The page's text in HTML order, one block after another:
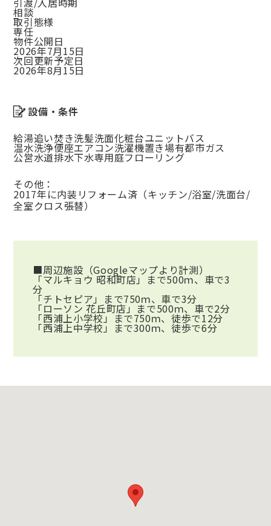
相談
取引態様
専任
物件公開日
2026年7月15日
次回更新予定日
2026年8月15日
設備・条件
給湯追い焚き洗髪洗面化粧台ユニットバス
温水洗浄便座エアコン洗濯機置き場有都市ガス
公営水道排水下水専用庭フローリング
その他：
2017年に内装リフォーム済（キッチン/浴室/洗面台/
全室クロス張替）
■周辺施設 （Googleマップより計測）
「マルキョウ 昭和町店」まで500ｍ、車で3
分
「チトセピア」まで750ｍ、車で3分
「ローソン 花丘町店」まで500ｍ、車で2分
「西浦上小学校」まで750ｍ、徒歩で12分
「西浦上中学校」まで300ｍ、徒歩で6分